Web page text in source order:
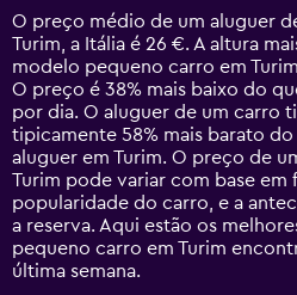
14
categories.
The
chart
has
1
Y
axis
displaying
values.
Range:
0
to
O preço médio de um aluguer
Turim, a Itália é 26 €. A altura
modelo pequeno carro em
O preço é 38% mais baixo do
por dia. O aluguer de um carro
tipicamente 58% mais barato
aluguer em Turim. O preço de
Turim pode variar com base em
popularidade do carro, e a
a reserva. Aqui estão os
pequeno carro em Turim
última semana.